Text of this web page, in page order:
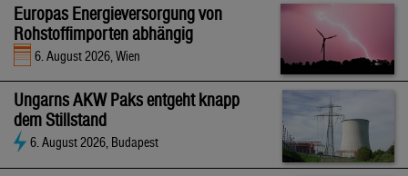
Europas Energieversorgung von
Rohstoffimporten abhängig
6. August 2026, Wien
Ungarns AKW Paks entgeht knapp
dem Stillstand
6. August 2026, Budapest